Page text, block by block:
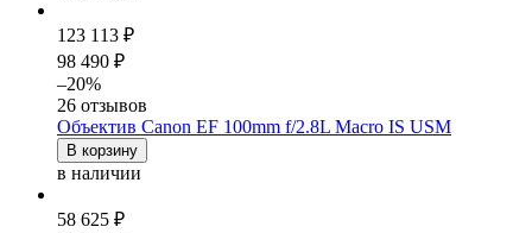
123 113 ₽
98 490 ₽
–20%
26 отзывов
Объектив Canon EF 100mm f/2.8L Macro IS USM
В корзину
в наличии
58 625 ₽